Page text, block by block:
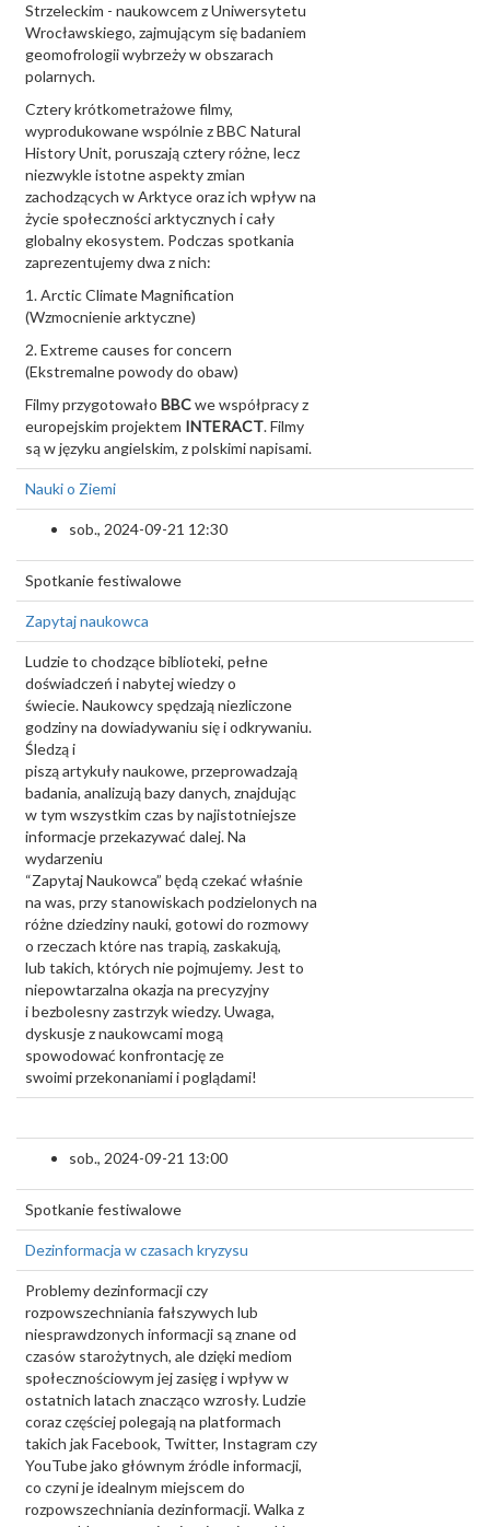
Strzeleckim - naukowcem z Uniwersytetu
Wrocławskiego, zajmującym się badaniem
geomofrologii wybrzeży w obszarach
polarnych.
Cztery krótkometrażowe filmy,
wyprodukowane wspólnie z BBC Natural
History Unit, poruszają cztery różne, lecz
niezwykle istotne aspekty zmian
zachodzących w Arktyce oraz ich wpływ na
życie społeczności arktycznych i cały
globalny ekosystem. Podczas spotkania
zaprezentujemy dwa z nich:
1. Arctic Climate Magnification
(Wzmocnienie arktyczne)
2. Extreme causes for concern
(Ekstremalne powody do obaw)
Filmy przygotowało BBCwe współpracy z
europejskim projektem INTERACT. Filmy
są w języku angielskim, z polskimi napisami.
Nauki o Ziemi
sob., 2024-09-21 12:30
Spotkanie festiwalowe
Zapytaj naukowca
Ludzie to chodzące biblioteki, pełne
doświadczeń i nabytej wiedzy o
świecie. Naukowcy spędzają niezliczone
godziny na dowiadywaniu się i odkrywaniu.
Śledzą i
piszą artykuły naukowe, przeprowadzają
badania, analizują bazy danych, znajdując
w tym wszystkim czas by najistotniejsze
informacje przekazywać dalej. Na
wydarzeniu
“Zapytaj Naukowca” będą czekać właśnie
na was, przy stanowiskach podzielonych na
różne dziedziny nauki, gotowi do rozmowy
o rzeczach które nas trapią, zaskakują,
lub takich, których nie pojmujemy. Jest to
niepowtarzalna okazja na precyzyjny
i bezbolesny zastrzyk wiedzy. Uwaga,
dyskusje z naukowcami mogą
spowodować konfrontację ze
swoimi przekonaniami i poglądami!
sob., 2024-09-21 13:00
Spotkanie festiwalowe
Dezinformacja w czasach kryzysu
Problemy dezinformacji czy
rozpowszechniania fałszywych lub
niesprawdzonych informacji są znane od
czasów starożytnych, ale dzięki mediom
społecznościowym jej zasięg i wpływ w
ostatnich latach znacząco wzrosły. Ludzie
coraz częściej polegają na platformach
takich jak Facebook, Twitter, Instagram czy
YouTube jako głównym źródle informacji,
co czyni je idealnym miejscem do
rozpowszechniania dezinformacji. Walka z